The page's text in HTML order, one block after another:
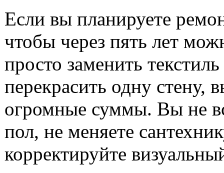
Если вы планируете
чтобы через пять лет
просто заменить
перекрасить одну стену,
огромные суммы. Вы не
пол, не меняете
корректируйте